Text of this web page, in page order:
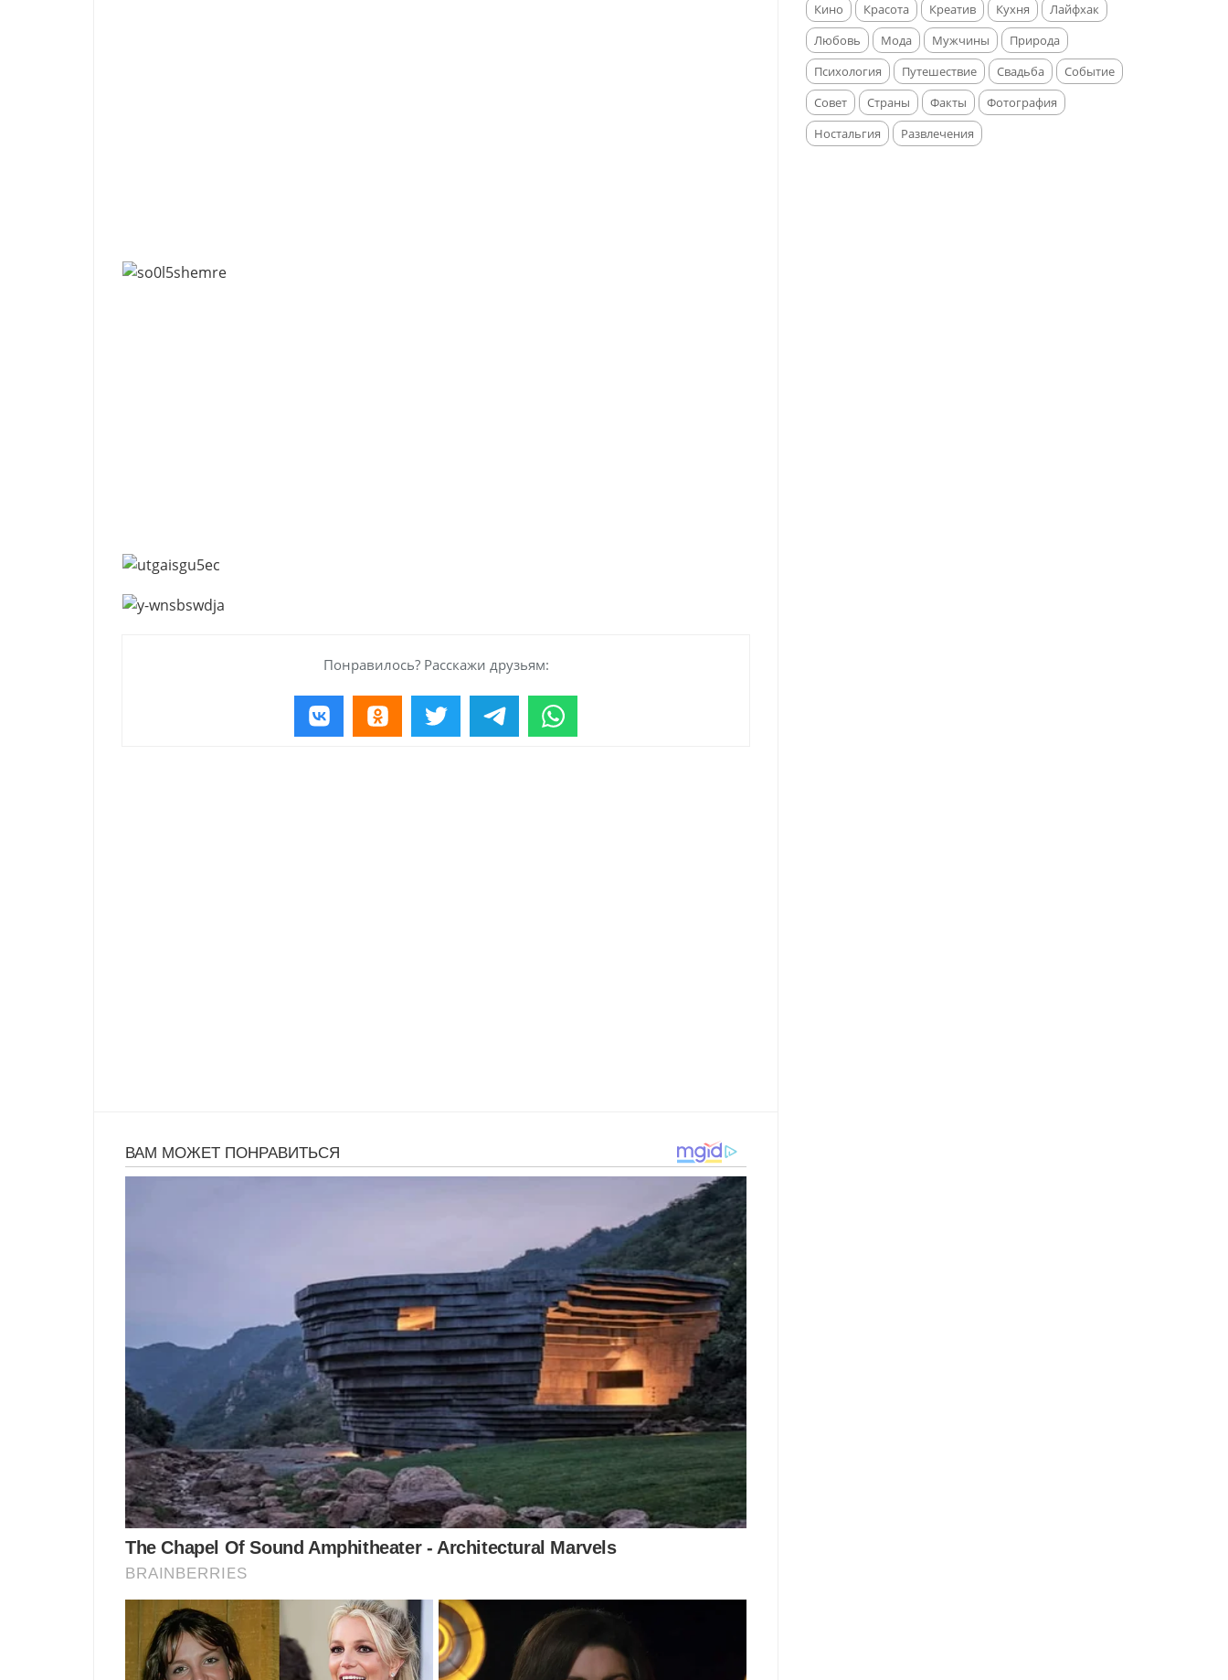
Понравилось? Расскажи друзьям:
Кино
Красота Креатив Кухня
Лайфхак
Любовь
Мода Мужчины
Природа
Психология
Путешествие Свадьба
Событие
Совет
Страны Факты
Фотография
Ностальгия
Развлечения